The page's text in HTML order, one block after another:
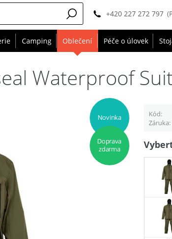
+420 227 272 797
Camping Oblečení Péče o úlovek
Waterproof
Novinka
Doprava
zdarma
Kód
Záruka